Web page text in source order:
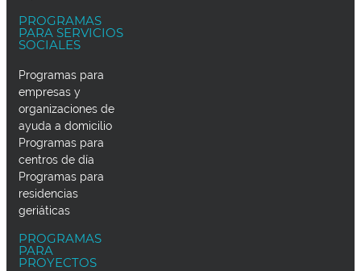
PROGRAMAS
PARA SERVICIOS
SOCIALES
Programas para
empresas y
organizaciones de
ayuda a domicilio
Programas para
centros de día
Programas para
residencias
geriáticas
PROGRAMAS
PARA
PROYECTOS